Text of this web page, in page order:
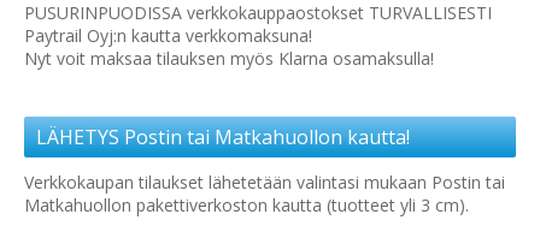
PUSURINPUODISSA verkkokauppaostokset TURVALLISESTI
Paytrail Oyj:n kautta verkkomaksuna!
Nyt voit maksaa tilauksen myös Klarna osamaksulla!
LÄHETYS Postin tai Matkahuollon kautta!
Verkkokaupan tilaukset lähetetään valintasi mukaan Postin tai
Matkahuollon pakettiverkoston kautta (tuotteet yli 3 cm).